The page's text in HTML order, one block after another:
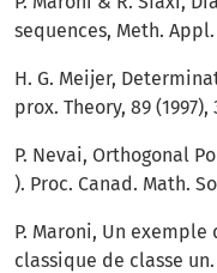
sequences, Meth. Appl.
H. G. Meijer,
prox. Theory, 89 (1997),
P. Nevai, Orthogonal
). Proc. Canad. Math.
P. Maroni, Un
classique de classe